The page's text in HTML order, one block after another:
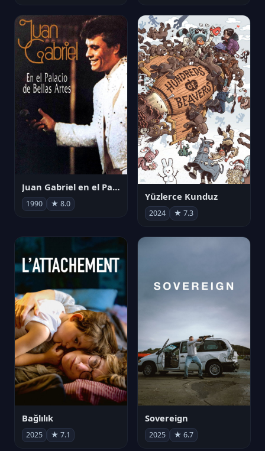
Juan Gabriel en el Palacio de Bellas Artes
1990 ★ 8.0
Yüzlerce Kunduz
2024 ★ 7.3
Bağlılık
2025 ★ 7.1
Sovereign
2025 ★ 6.7